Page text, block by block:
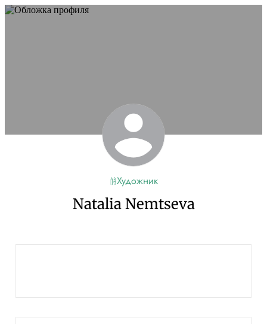
Художник
Natalia Nemtseva